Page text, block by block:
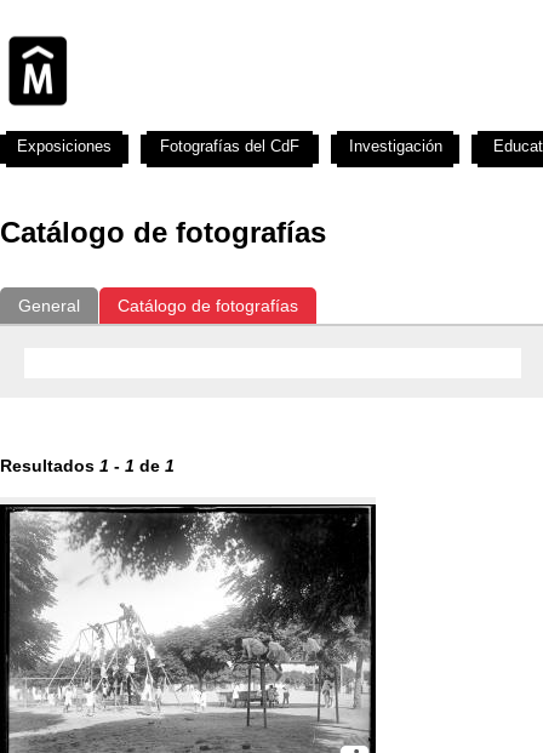
Catálogo de fotografías
General Catálogo de fotografías
Resultados 1 - 1 de 1
Exposiciones Fotografías del CdF Investigación